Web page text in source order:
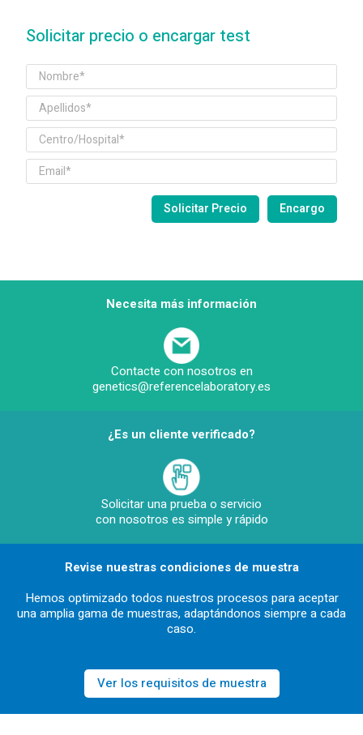
Solicitar precio o encargar test
Necesita más información
Contacte con nosotros en
genetics@referencelaboratory.es
¿Es un cliente verificado?
Solicitar una prueba o servicio
con nosotros es simple y rápido
Revise nuestras condiciones de muestra
Hemos optimizado todos nuestros procesos para aceptar
una amplia gama de muestras, adaptándonos siempre a cada
caso.
Ver los requisitos de muestra